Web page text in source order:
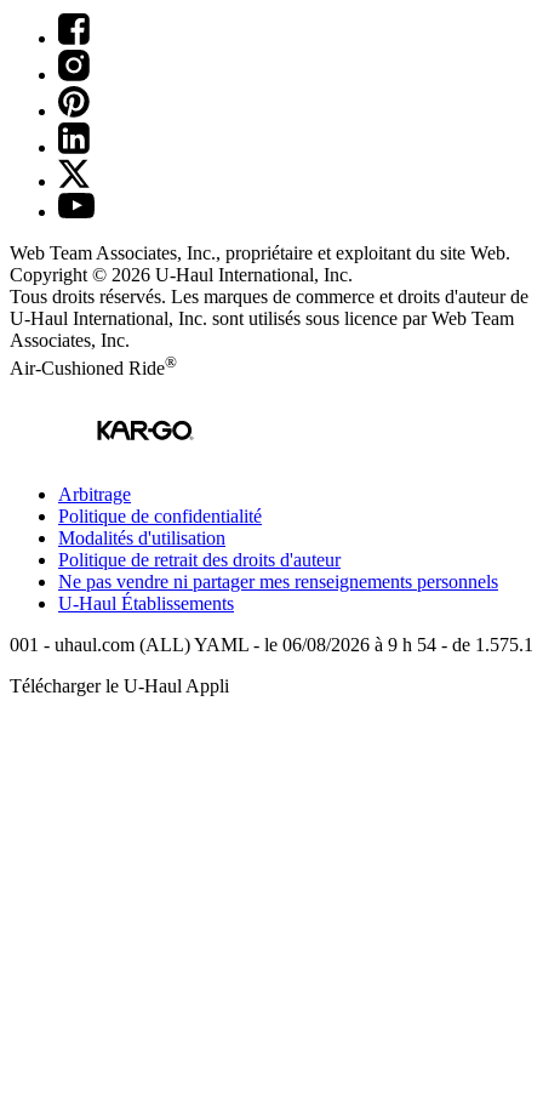
Web Team Associates, Inc., propriétaire et exploitant du site Web.
Copyright © 2026 U-Haul International, Inc.
Tous droits réservés. Les marques de commerce et droits d'auteur de
U-Haul International, Inc. sont utilisés sous licence par Web Team
Associates, Inc.
Air-Cushioned Ride®
Arbitrage
Politique de confidentialité
Modalités d'utilisation
Politique de retrait des droits d'auteur
Ne pas vendre ni partager mes renseignements personnels
U-Haul Établissements
001 - uhaul.com (ALL) YAML - le 06/08/2026 à 9 h 54 - de 1.575.1
Télécharger le U-Haul Appli